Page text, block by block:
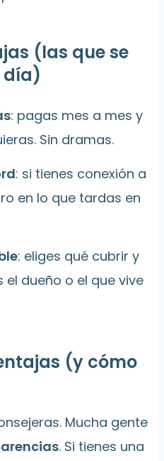
(las que se
día)
: pagas mes a mes y
Sin dramas.
: si tienes conexión a
en lo que tardas en
: eliges qué cubrir y
el dueño o el que vive
(y cómo
Mucha gente
. Si tienes una